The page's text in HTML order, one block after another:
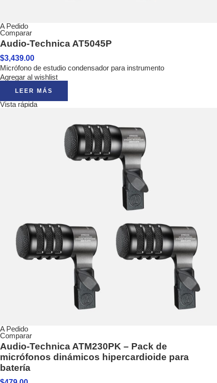
A Pedido
Comparar
Audio-Technica AT5045P
$3,439.00
Micrófono de estudio condensador para instrumento
Agregar al wishlist
LEER MÁS
Vista rápida
A Pedido
Comparar
Audio-Technica ATM230PK – Pack de
micrófonos dinámicos hipercardioide para
batería